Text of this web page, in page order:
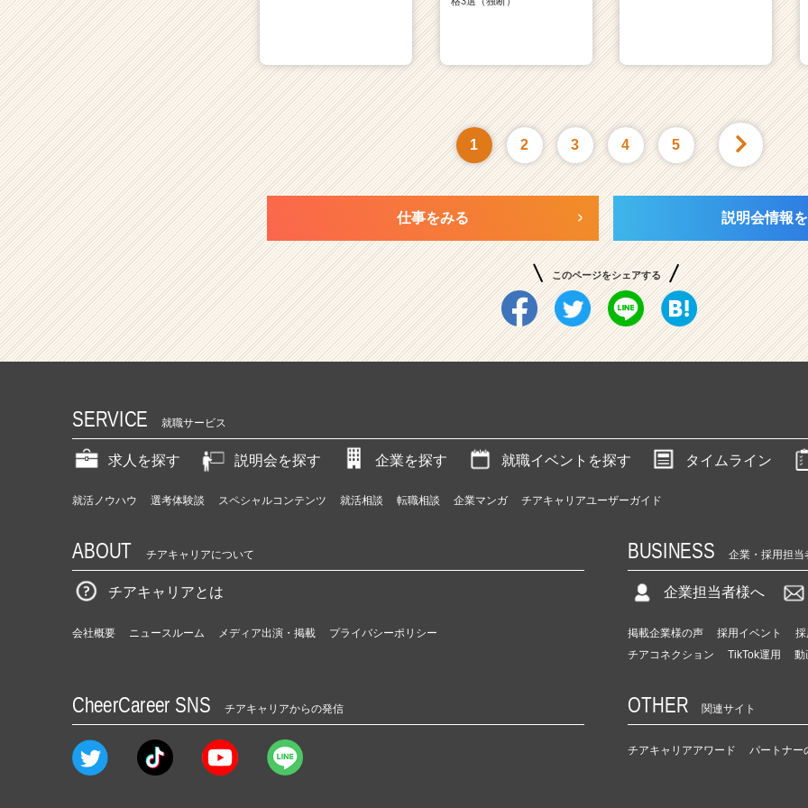
1 2 3 4 5
仕事をみる 説明会情報
このページをシェアする
SERVICE 就職サービス
求人を探す 説明会を探す 企業を探す 就職イベントを探す タイムライン
就活ノウハウ 選考体験談 スペシャルコンテンツ 就活相談 転職相談 企業マンガ チアキャリアユーザーガイド
ABOUT チアキャリアについて
チアキャリアとは
会社概要 ニュースルーム メディア出演・掲載 プライバシーポリシー
BUSINESS 企業・採用担当
企業担当者様へ
掲載企業様の声 採用イベント
チアコネクション
TikTok運用 動
CheerCareer SNS チアキャリアからの発信 OTHER 関連サイト
チアキャリアアワード パートナー